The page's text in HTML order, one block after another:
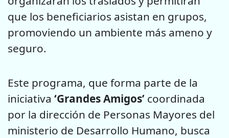
que los beneficiarios asistan en grupos,
promoviendo un ambiente más ameno y
seguro.
Este programa, que forma parte de la
iniciativa ‘Grandes Amigos’ coordinada
por la dirección de Personas Mayores del
ministerio de Desarrollo Humano, busca